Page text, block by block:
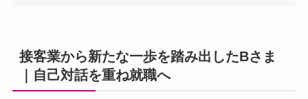
接客業から新たな一歩を踏み出したBさま
｜自己対話を重ね就職へ